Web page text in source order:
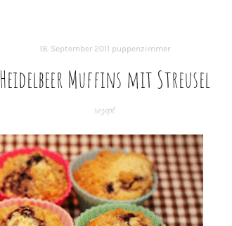
18. September 2011 puppenzimmer
Heidelbeer Muffins mit Streusel
rezept